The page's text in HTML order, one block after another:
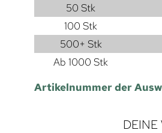
50 Stk
100 Stk
500+ Stk
Ab 1000 Stk
Artikelnummer der